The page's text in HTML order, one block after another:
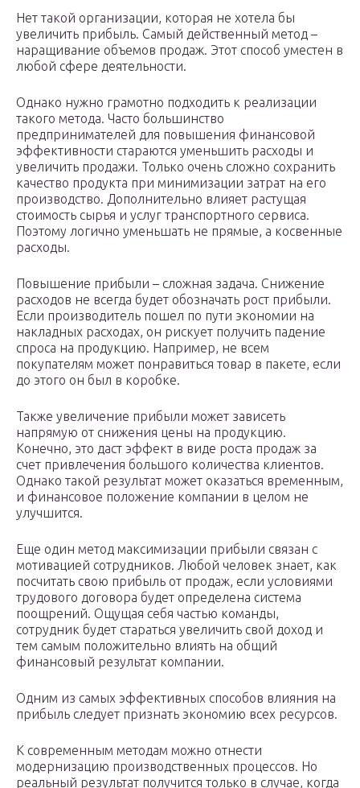
Нет такой организации, которая не хотела бы
увеличить прибыль. Самый действенный метод –
наращивание объемов продаж. Этот способ уместен в
любой сфере деятельности.
Однако нужно грамотно подходить к реализации
такого метода. Часто большинство
предпринимателей для повышения финансовой
эффективности стараются уменьшить расходы и
увеличить продажи. Только очень сложно сохранить
качество продукта при минимизации затрат на его
производство. Дополнительно влияет растущая
стоимость сырья и услуг транспортного сервиса.
Поэтому логично уменьшать не прямые, а косвенные
расходы.
Повышение прибыли – сложная задача. Снижение
расходов не всегда будет обозначать рост прибыли.
Если производитель пошел по пути экономии на
накладных расходах, он рискует получить падение
спроса на продукцию. Например, не всем
покупателям может понравиться товар в пакете, если
до этого он был в коробке.
Также увеличение прибыли может зависеть
напрямую от снижения цены на продукцию.
Конечно, это даст эффект в виде роста продаж за
счет привлечения большого количества клиентов.
Однако такой результат может оказаться временным,
и финансовое положение компании в целом не
улучшится.
Еще один метод максимизации прибыли связан с
мотивацией сотрудников. Любой человек знает, как
посчитать свою прибыль от продаж, если условиями
трудового договора будет определена система
поощрений. Ощущая себя частью команды,
сотрудник будет стараться увеличить свой доход и
тем самым положительно влиять на общий
финансовый результат компании.
Одним из самых эффективных способов влияния на
прибыль следует признать экономию всех ресурсов.
К современным методам можно отнести
модернизацию производственных процессов. Но
реальный результат получится только в случае, когда